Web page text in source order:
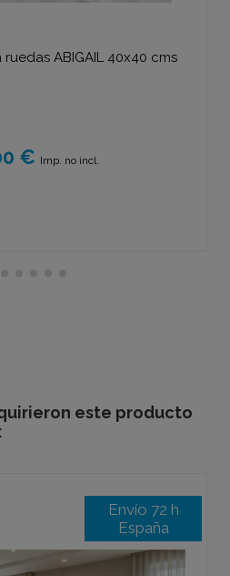
ABIGAIL 40x40 cms
€ Imp. no incl.
este producto
Envío 72 h
España